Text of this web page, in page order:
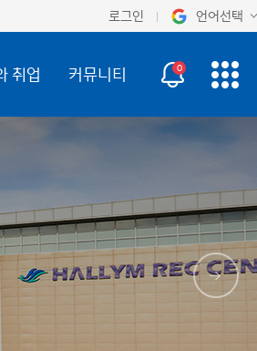
오늘 하루 보지 않기
로그인 언어선택
ENG
취업 커뮤니티 0